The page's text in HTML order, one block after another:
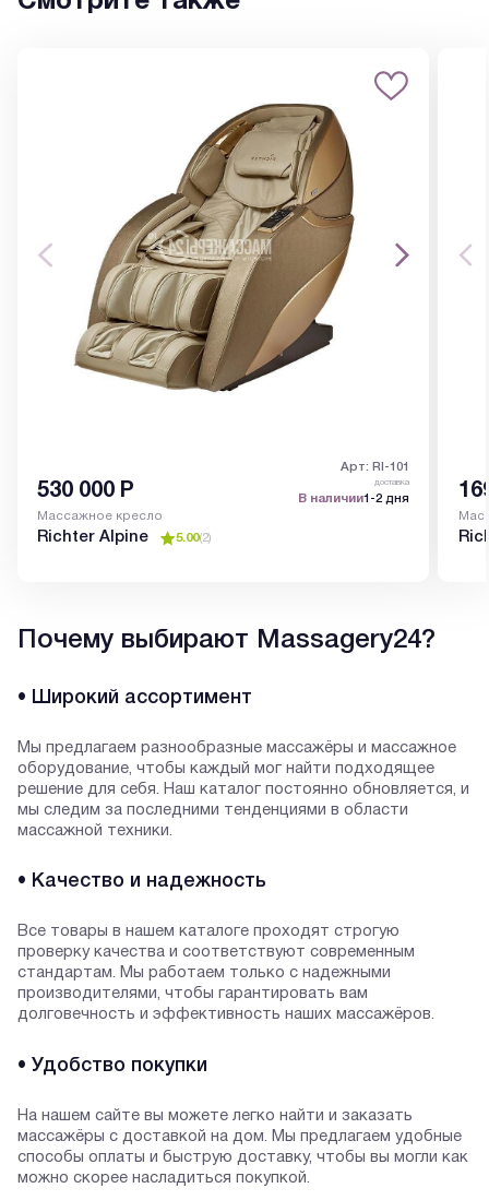
Арт: RI-101
530 000 Р доставка
В наличии1-2 дня
Массажное кресло
Richter Alpine 5.00(2)
Почему выбирают Massagery24?
• Широкий ассортимент
Мы предлагаем разнообразные массажёры и массажное
оборудование, чтобы каждый мог найти подходящее
решение для себя. Наш каталог постоянно обновляется, и
мы следим за последними тенденциями в области
массажной техники.
• Качество и надежность
Все товары в нашем каталоге проходят строгую
проверку качества и соответствуют современным
стандартам. Мы работаем только с надежными
производителями, чтобы гарантировать вам
долговечность и эффективность наших массажёров.
• Удобство покупки
На нашем сайте вы можете легко найти и заказать
массажёры с доставкой на дом. Мы предлагаем удобные
способы оплаты и быструю доставку, чтобы вы могли как
можно скорее насладиться покупкой.